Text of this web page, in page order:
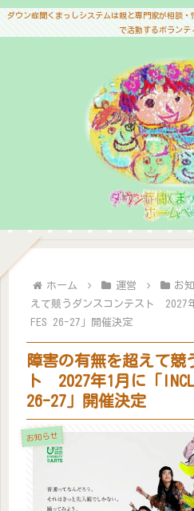
ダウン症聞くまっしシステムは親と専門家が相談
で活動するボランテ
ホーム 運営 お
えて競うダンスコンテスト 2027年
FES 26-27」開催決定
障害の有無を超えて競
ト 2027年1月に「
26-27」開催決定
お知らせ